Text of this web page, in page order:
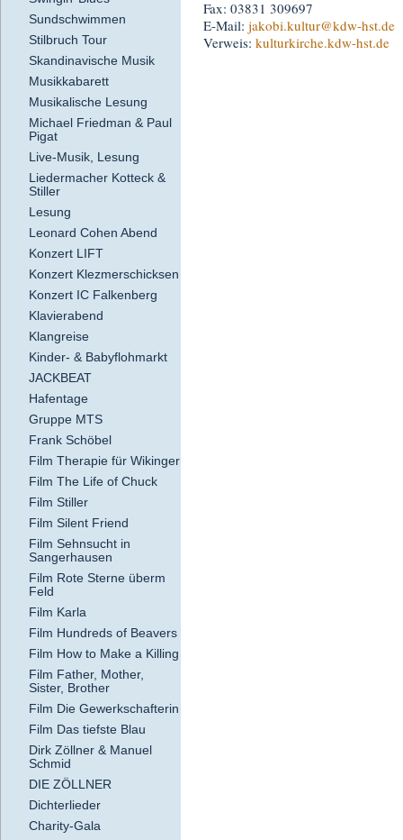
Sundschwimmen
Stilbruch Tour
Skandinavische Musik
Musikkabarett
Musikalische Lesung
Michael Friedman & Paul
Pigat
Live-Musik, Lesung
Liedermacher Kotteck &
Stiller
Lesung
Leonard Cohen Abend
Konzert LIFT
Konzert Klezmerschicksen
Konzert IC Falkenberg
Klavierabend
Klangreise
Kinder- & Babyflohmarkt
JACKBEAT
Hafentage
Gruppe MTS
Frank Schöbel
Film Therapie für Wikinger
Film The Life of Chuck
Film Stiller
Film Silent Friend
Film Sehnsucht in
Sangerhausen
Film Rote Sterne überm
Feld
Film Karla
Film Hundreds of Beavers
Film How to Make a Killing
Film Father, Mother,
Sister, Brother
Film Die Gewerkschafterin
Film Das tiefste Blau
Dirk Zöllner & Manuel
Schmid
DIE ZÖLLNER
Dichterlieder
Charity-Gala
Fax: 03831 309697
E-Mail: jakobi.kultur@kdw-hst.de
Verweis: kulturkirche.kdw-hst.de